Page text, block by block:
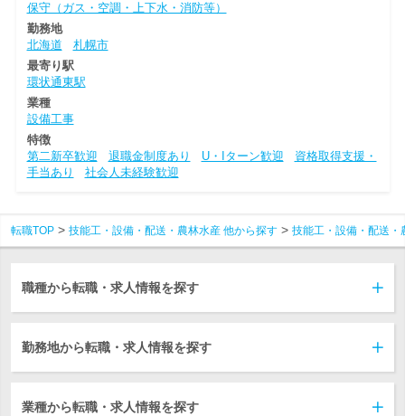
保守（ガス・空調・上下水・消防等）
勤務地
北海道
札幌市
最寄り駅
環状通東駅
業種
設備工事
特徴
第二新卒歓迎
退職金制度あり U・Iターン歓迎
資格取得支援・
手当あり
社会人未経験歓迎
転職TOP 技能工・設備・配送・農林水産 他から探す 技能工・設備・配送・
職種から転職・求人情報を探す
勤務地から転職・求人情報を探す
業種から転職・求人情報を探す